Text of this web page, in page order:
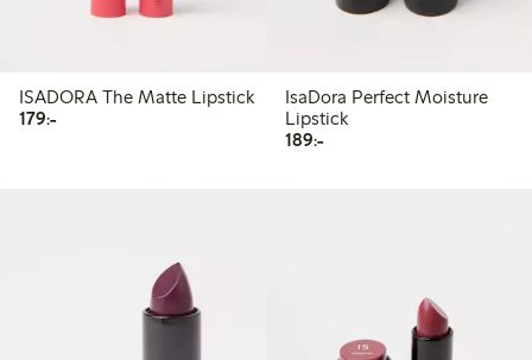
ISADORA The Matte Lipstick
179:-179,00 kr
IsaDora Perfect Moisture
Lipstick
189:-189,00 kr